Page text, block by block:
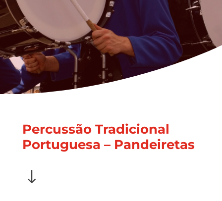
Percussão Tradicional
Portuguesa – Pandeiretas
"